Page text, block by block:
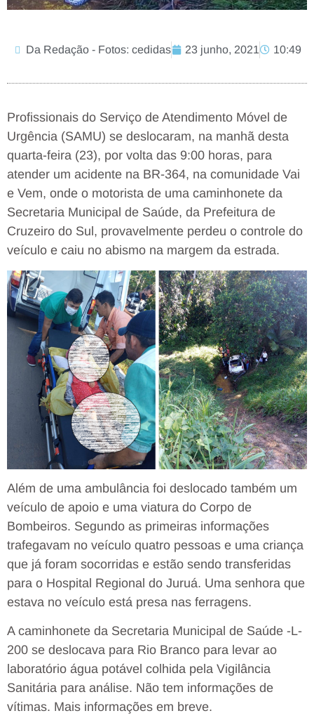
Da Redação - Fotos: cedidas 23 junho, 2021 10:49
Profissionais do Serviço de Atendimento Móvel de
Urgência (SAMU) se deslocaram, na manhã desta
quarta-feira (23), por volta das 9:00 horas, para
atender um acidente na BR-364, na comunidade Vai
e Vem, onde o motorista de uma caminhonete da
Secretaria Municipal de Saúde, da Prefeitura de
Cruzeiro do Sul, provavelmente perdeu o controle do
veículo e caiu no abismo na margem da estrada.
Além de uma ambulância foi deslocado também um
veículo de apoio e uma viatura do Corpo de
Bombeiros. Segundo as primeiras informações
trafegavam no veículo quatro pessoas e uma criança
que já foram socorridas e estão sendo transferidas
para o Hospital Regional do Juruá. Uma senhora que
estava no veículo está presa nas ferragens.
A caminhonete da Secretaria Municipal de Saúde -L-
200 se deslocava para Rio Branco para levar ao
laboratório água potável colhida pela Vigilância
Sanitária para análise. Não tem informações de
vítimas. Mais informações em breve.